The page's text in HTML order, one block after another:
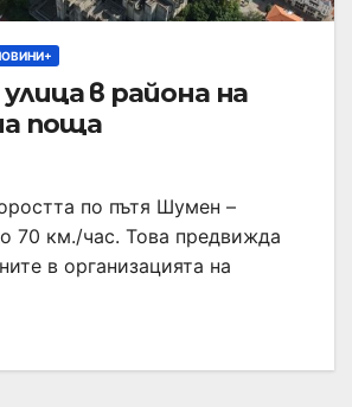
в района на
поща
по пътя Шумен –
70 км./час. Това предвижда
в организацията на